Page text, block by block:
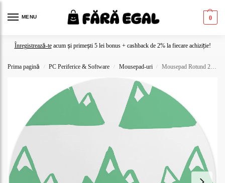
MENU 0
Înregistrează-teacum și primești 5 lei bonus + cashback de 2% la fiecare achiziție!
Prima pagină / PC Periferice & Software / Mousepad-uri / Mousepad Rotund 22 cm – Inspirație și Aventură cu Design Munți Minimaliști